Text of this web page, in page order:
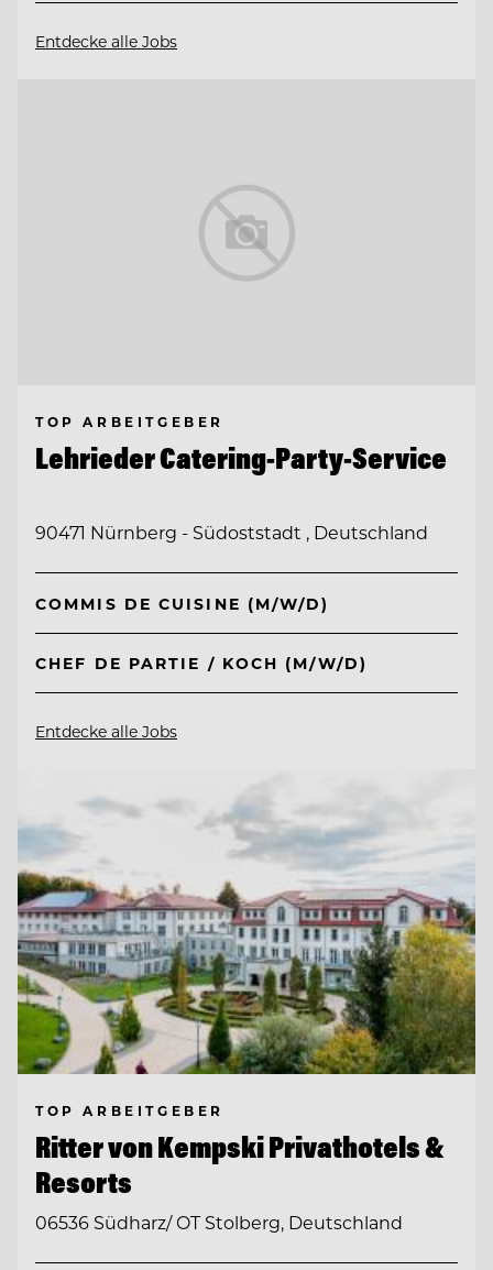
Entdecke alle Jobs
TOP ARBEITGEBER
Lehrieder Catering-Party-Service
90471 Nürnberg - Südoststadt , Deutschland
COMMIS DE CUISINE (M/W/D)
CHEF DE PARTIE / KOCH (M/W/D)
Entdecke alle Jobs
TOP ARBEITGEBER
Ritter von Kempski Privathotels &
Resorts
06536 Südharz/ OT Stolberg, Deutschland